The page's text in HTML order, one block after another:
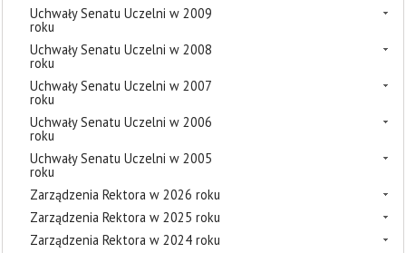
Uchwały Senatu Uczelni w 2009
roku
Uchwały Senatu Uczelni w 2008
roku
Uchwały Senatu Uczelni w 2007
roku
Uchwały Senatu Uczelni w 2006
roku
Uchwały Senatu Uczelni w 2005
roku
Zarządzenia Rektora w 2026 roku
Zarządzenia Rektora w 2025 roku
Zarządzenia Rektora w 2024 roku